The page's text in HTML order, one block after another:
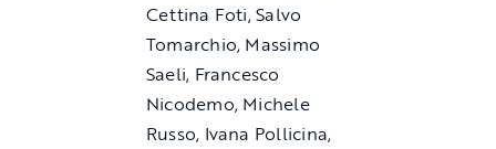
Cettina Foti, Salvo
Tomarchio, Massimo
Saeli, Francesco
Nicodemo, Michele
Russo, Ivana Pollicina,